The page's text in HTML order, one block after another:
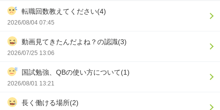
転職回数教えてください(4)
2026/08/04 07:45
動画見てきたんだよね？の認識(3)
2026/07/25 13:06
国試勉強、QBの使い方について(1)
2026/08/01 13:21
長く働ける場所(2)